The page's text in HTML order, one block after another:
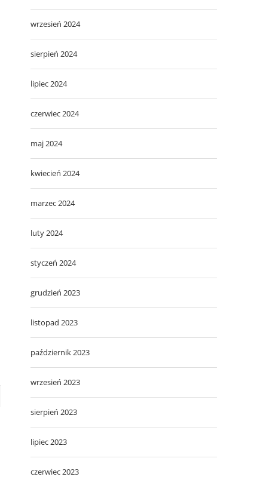
wrzesień 2024
sierpień 2024
lipiec 2024
czerwiec 2024
maj 2024
kwiecień 2024
marzec 2024
luty 2024
styczeń 2024
grudzień 2023
listopad 2023
październik 2023
wrzesień 2023
sierpień 2023
lipiec 2023
czerwiec 2023